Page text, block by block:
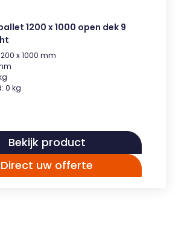
1200 x 1000 open dek 9
x 1000 mm
0 kg
Bekijk product
Direct uw offerte